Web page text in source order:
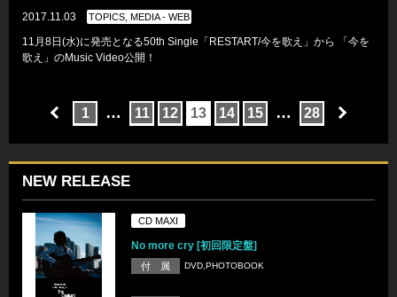
2017.11.03 TOPICS, MEDIA - WEB
11月8日(水)に発売となる50th Single「RESTART/今を歌え」から 「今を
歌え」のMusic Video公開！
1 … 11 12 13 14 15 … 28
NEW RELEASE
CD MAXI
No more cry [初回限定盤]
付 属 DVD,PHOTOBOOK